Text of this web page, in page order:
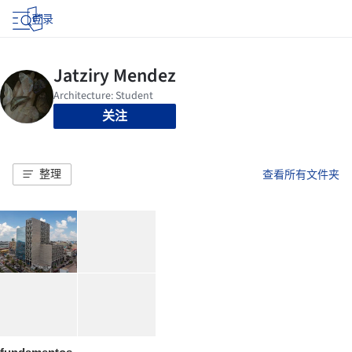
登录
关注
整理 查看所有文件夹